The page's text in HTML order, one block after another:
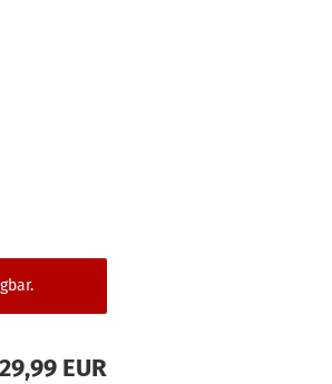
29,99 EUR